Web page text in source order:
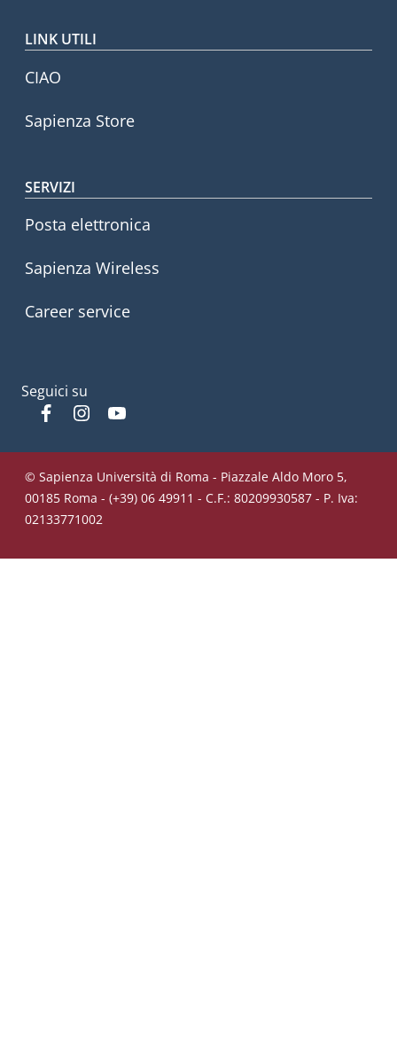
LINK UTILI
CIAO
Sapienza Store
SERVIZI
Posta elettronica
Sapienza Wireless
Career service
Seguici su
FacebookInstagram
© Sapienza Università di Roma - Piazzale Aldo Moro 5,
00185 Roma - (+39) 06 49911 - C.F.: 80209930587 - P. Iva:
02133771002